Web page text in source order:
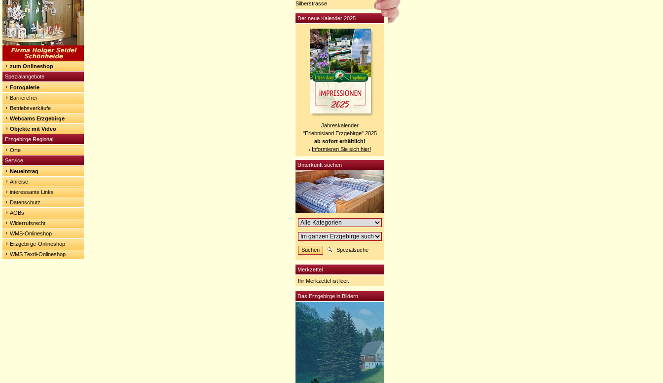
zum Onlineshop
Spezialangebote
Fotogalerie
Barrierefrei
Betriebsverkäufe
Webcams Erzgebirge
Objekte mit Video
Erzgebirge Regional
Orte
Service
Neueintrag
Anreise
interessante Links
Datenschutz
AGBs
Widerrufsrecht
WMS-Onlineshop
Erzgebirge-Onlineshop
WMS Textil-Onlineshop
Silberstrasse
Der neue Kalender 2025
Jahreskalender
"Erlebnisland Erzgebirge" 2025
ab sofort erhältlich!
Informieren Sie sich hier!
Unterkunft suchen
Spezialsuche
Merkzettel
Ihr Merkzettel ist leer.
Das Erzgebirge in Bildern